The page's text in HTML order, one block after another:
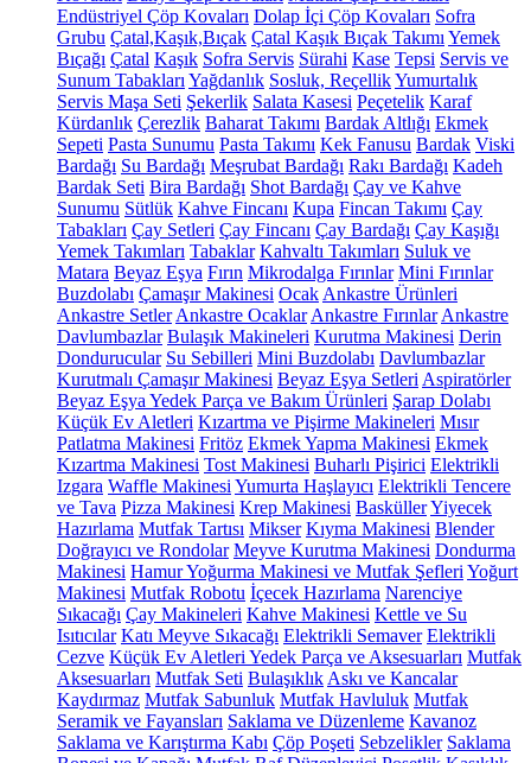
Endüstriyel Çöp Kovaları Dolap İçi Çöp Kovaları Sofra
Grubu Çatal,Kaşık,Bıçak Çatal Kaşık Bıçak Takımı Yemek
Bıçağı Çatal Kaşık Sofra Servis Sürahi Kase Tepsi Servis ve
Sunum Tabakları Yağdanlık Sosluk, ReçellikYumurtalık
Servis Maşa Seti Şekerlik Salata Kasesi Peçetelik Karaf
Kürdanlık Çerezlik Baharat Takımı Bardak Altlığı Ekmek
Sepeti Pasta Sunumu Pasta Takımı Kek Fanusu Bardak Viski
Bardağı Su Bardağı Meşrubat Bardağı Rakı Bardağı Kadeh
Bardak Seti Bira Bardağı Shot Bardağı Çay ve Kahve
Sunumu Sütlük Kahve Fincanı Kupa Fincan Takımı Çay
Tabakları Çay Setleri Çay Fincanı Çay Bardağı Çay Kaşığı
Yemek Takımları Tabaklar Kahvaltı Takımları Suluk ve
Matara Beyaz Eşya Fırın Mikrodalga Fırınlar Mini Fırınlar
Buzdolabı Çamaşır Makinesi Ocak Ankastre Ürünleri
Ankastre Setler Ankastre Ocaklar Ankastre Fırınlar Ankastre
Davlumbazlar Bulaşık Makineleri Kurutma Makinesi Derin
Dondurucular Su Sebilleri Mini Buzdolabı Davlumbazlar
Kurutmalı Çamaşır Makinesi Beyaz Eşya Setleri Aspiratörler
Beyaz Eşya Yedek Parça ve Bakım Ürünleri Şarap Dolabı
Küçük Ev Aletleri Kızartma ve Pişirme Makineleri Mısır
Patlatma Makinesi Fritöz Ekmek Yapma Makinesi Ekmek
Kızartma Makinesi Tost Makinesi Buharlı Pişirici Elektrikli
Izgara Waffle Makinesi Yumurta Haşlayıcı Elektrikli Tencere
ve Tava Pizza Makinesi Krep Makinesi BasküllerYiyecek
Hazırlama Mutfak Tartısı Mikser Kıyma Makinesi Blender
Doğrayıcı ve Rondolar Meyve Kurutma Makinesi Dondurma
Makinesi Hamur Yoğurma Makinesi ve Mutfak Şefleri Yoğurt
Makinesi Mutfak Robotu İçecek Hazırlama Narenciye
Sıkacağı Çay Makineleri Kahve Makinesi Kettle ve Su
Isıtıcılar Katı Meyve Sıkacağı Elektrikli Semaver Elektrikli
Cezve Küçük Ev Aletleri Yedek Parça ve Aksesuarları Mutfak
Aksesuarları Mutfak Seti Bulaşıklık Askı ve Kancalar
Kaydırmaz Mutfak Sabunluk Mutfak Havluluk Mutfak
Seramik ve Fayansları Saklama ve Düzenleme Kavanoz
Saklama ve Karıştırma Kabı Çöp Poşeti Sebzelikler Saklama